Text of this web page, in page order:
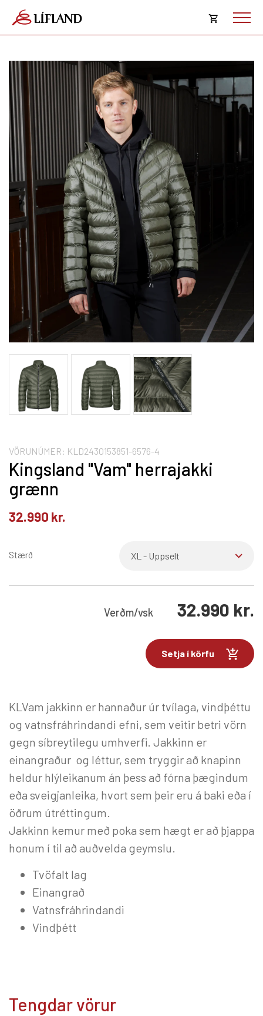
Opna
Karfan þín
Loka
Karfan er tóm.
VÖRUNÚMER: KLD2430153851-6576-4
Kingsland "Vam" herrajakki
grænn
32.990 kr.
Stærð
Verðm/vsk 32.990 kr.
Setja í körfu
KLVam jakkinn er hannaður úr tvílaga, vindþéttu
og vatnsfráhrindandi efni, sem veitir betri vörn
gegn síbreytilegu umhverfi. Jakkinn er
einangraður og léttur, sem tryggir að knapinn
heldur hlýleikanum án þess að fórna þægindum
eða sveigjanleika, hvort sem þeir eru á baki eða í
öðrum útréttingum.
Jakkinn kemur með poka sem hægt er að þjappa
honum í til að auðvelda geymslu.
Tvöfalt lag
Einangrað
Vatnsfráhrindandi
Vindþétt
Tengdar vörur